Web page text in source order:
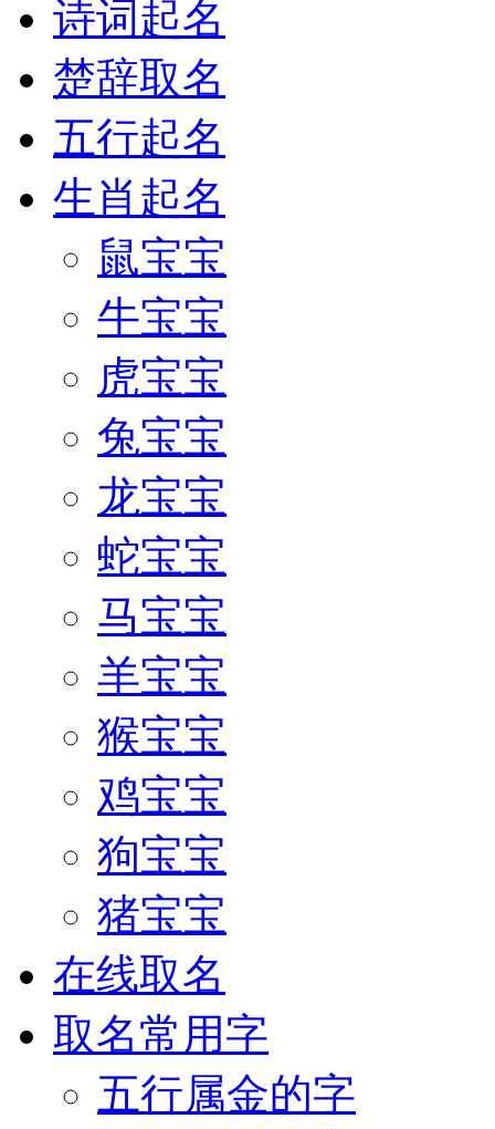
诗词起名
楚辞取名
五行起名
生肖起名
鼠宝宝
牛宝宝
虎宝宝
兔宝宝
龙宝宝
蛇宝宝
马宝宝
羊宝宝
猴宝宝
鸡宝宝
狗宝宝
猪宝宝
在线取名
取名常用字
五行属金的字